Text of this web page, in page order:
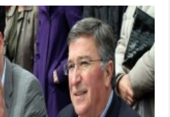
–
Gilles
Simeoni
explique
les
raisons
de
la
rupture
avec
François
Tatti